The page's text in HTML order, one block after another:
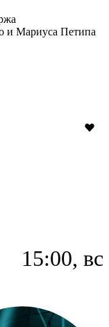
и Мариуса Петипа
15:00, вс